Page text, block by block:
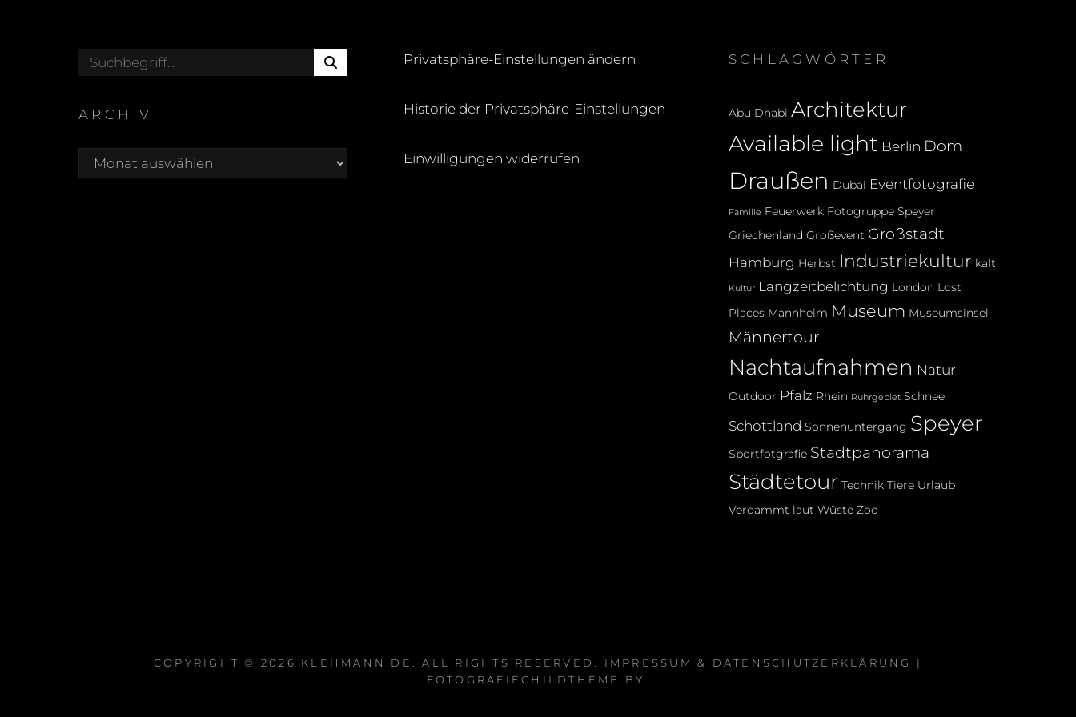
Search
ARCHIV
Archiv
Privatsphäre-Einstellungen ändern
Historie der Privatsphäre-Einstellungen
Einwilligungen widerrufen
SCHLAGWÖRTER
Abu Dhabi Architektur
Available light Berlin Dom
Draußen Dubai Eventfotografie
Familie Feuerwerk Fotogruppe Speyer
Griechenland Großevent Großstadt
Hamburg Herbst Industriekultur kalt
Kultur Langzeitbelichtung London Lost
Places Mannheim Museum Museumsinsel
Männertour
Nachtaufnahmen Natur
Outdoor Pfalz Rhein Ruhrgebiet Schnee
Schottland Sonnenuntergang Speyer
Sportfotgrafie Stadtpanorama
Städtetour Technik Tiere Urlaub
Verdammt laut Wüste Zoo
COPYRIGHT © 2026 KLEHMANN.DE . ALL RIGHTS RESERVED. IMPRESSUM & DATENSCHUTZERKLÄRUNG
|
FOTOGRAFIECHILDTHEME BY